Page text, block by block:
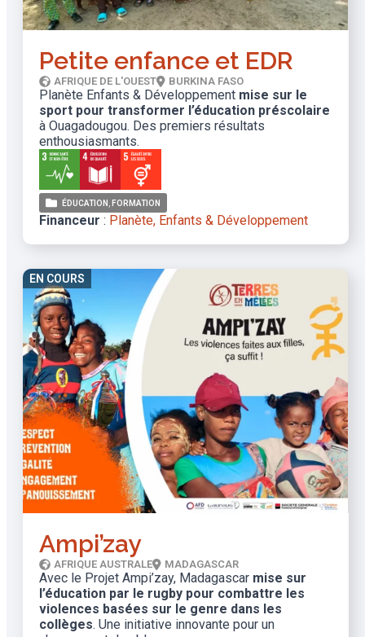
Petite enfance et EDR
AFRIQUE DE L'OUEST BURKINA FASO
Planète Enfants & Développement mise sur le
sport pour transformer l’éducation préscolaire
à Ouagadougou. Des premiers résultats
enthousiasmants.
ÉDUCATION FORMATION
Financeur : Planète, Enfants & Développement
EN COURS
Ampi’zay
AFRIQUE AUSTRALE MADAGASCAR
Avec le Projet Ampi’zay, Madagascar mise sur
l’éducation par le rugby pour combattre les
violences basées sur le genre dans les
collèges. Une initiative innovante pour un